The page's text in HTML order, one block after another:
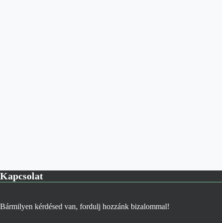
Kapcsolat
Bármilyen kérdésed van, fordulj hozzánk bizalommal!